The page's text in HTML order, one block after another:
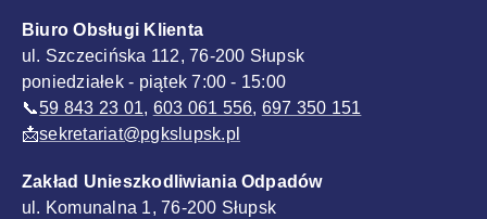
Biuro Obsługi Klienta
ul. Szczecińska 112, 76-200 Słupsk
poniedziałek - piątek 7:00 - 15:00
📞59 843 23 01, 603 061 556, 697 350 151
📩sekretariat@pgkslupsk.pl
Zakład Unieszkodliwiania Odpadów
ul. Komunalna 1, 76-200 Słupsk